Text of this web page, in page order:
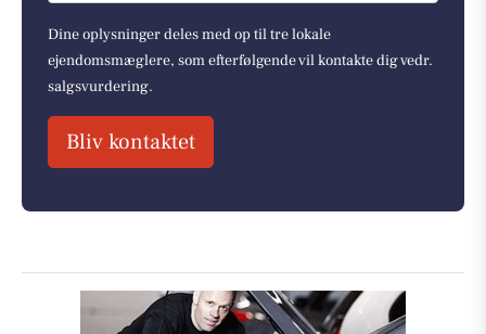
Dine oplysninger deles med op til tre lokale
ejendomsmæglere, som efterfølgende vil kontakte dig vedr.
salgsvurdering.
Bliv kontaktet